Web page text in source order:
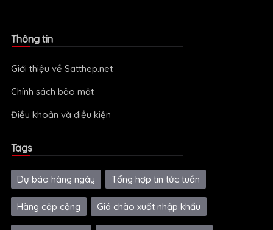
Thông tin
Giới thiệu về Satthep.net
Chính sách bảo mật
Điều khoản và điều kiện
Tags
Dự báo hàng ngày Tổng hợp tin tức tuần
Hàng cập cảng Giá chào xuất nhập khẩu